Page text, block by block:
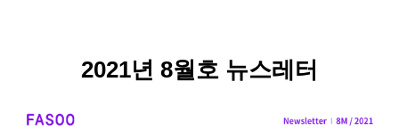
2021년 8월호 뉴스레터